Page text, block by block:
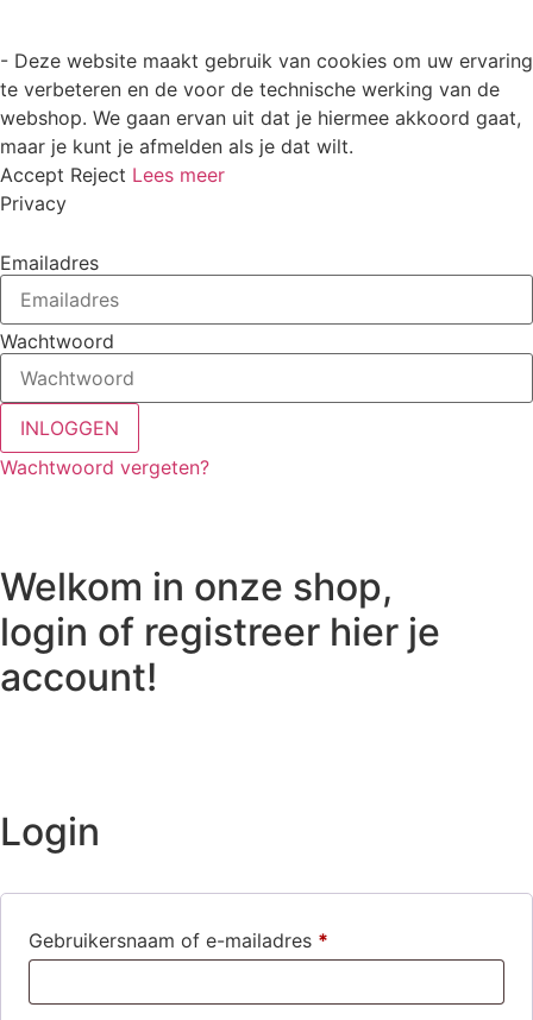
- Deze website maakt gebruik van cookies om uw ervaring
te verbeteren en de voor de technische werking van de
webshop. We gaan ervan uit dat je hiermee akkoord gaat,
maar je kunt je afmelden als je dat wilt.
Accept Reject Lees meer
Privacy
Emailadres
Wachtwoord
INLOGGEN
Wachtwoord vergeten?
Welkom in onze shop,
login of registreer hier je
account!
Login
Gebruikersnaam of e-mailadres *